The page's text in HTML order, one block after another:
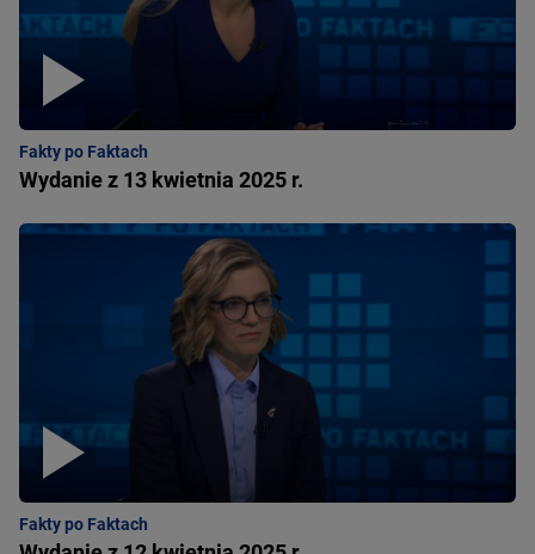
Fakty po Faktach
Wydanie z 13 kwietnia 2025 r.
Fakty po Faktach